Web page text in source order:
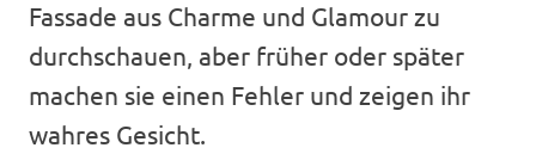
Fassade aus Charme und Glamour zu
durchschauen, aber früher oder später
machen sie einen Fehler und zeigen ihr
wahres Gesicht.